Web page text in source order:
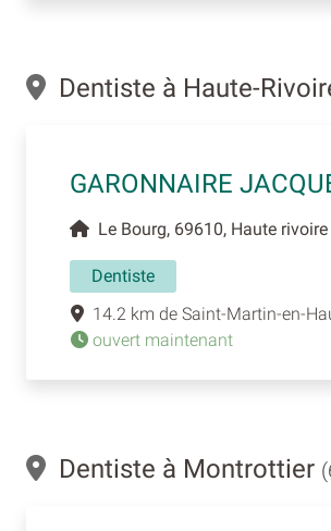
Dentiste à Haute-
GARONNAIRE
Le Bourg, 69610, Haute rivoire
Dentiste
14.2 km de Saint-Martin-en-
ouvert maintenant
Dentiste à Montrottier